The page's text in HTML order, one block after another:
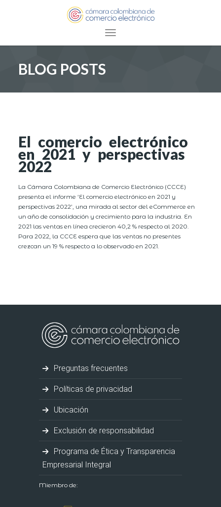
Toggle navigation
BLOG POSTS
El comercio electrónico
en 2021 y perspectivas
2022
La Cámara Colombiana de Comercio Electrónico (CCCE)
presenta el informe ‘El comercio electrónico en 2021 y
perspectivas 2022’, una mirada al sector del eCommerce en
un año de consolidación y crecimiento para la industria. En
2021 las ventas en línea crecieron 40,2 % respecto al 2020.
Para 2022, la CCCE espera que las ventas no presentes
crezcan un 19 % respecto a lo observado en 2021.
Preguntas frecuentes
Políticas de privacidad
Ubicación
Exclusión de responsabilidad
Programa de Ética y Transparencia
Empresarial Integral
Miembro de: